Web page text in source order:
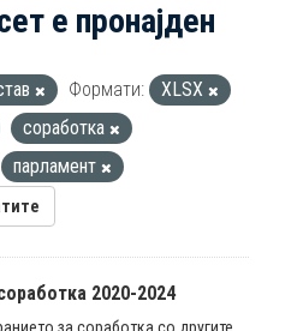
е пронајден
Формати:
XLSX
соработка
парламент
2020-2024